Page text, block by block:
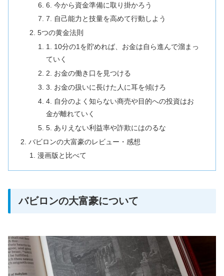
6. 今から資金準備に取り掛かろう
7. 自己能力と技量を高めて行動しよう
5つの黄金法則
1. 10分の1を貯めれば、お金は自ら進んで溜まっ
ていく
2. お金の働き口を見つける
3. お金の扱いに長けた人に耳を傾けろ
4. 自分のよく知らない商売や目的への投資はお
金が離れていく
5. ありえない利益率や詐欺にはのるな
バビロンの大富豪のレビュー・感想
漫画版と比べて
バビロンの大富豪について